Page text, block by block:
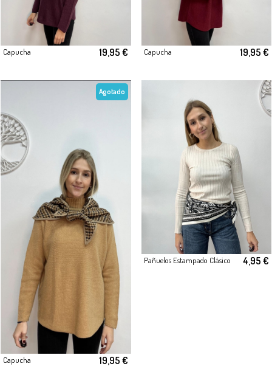
Capucha 19,95 € Capucha 19,95 €
Agotado
Capucha 19,95 €
Pañuelos Estampado Clásico 4,95 €